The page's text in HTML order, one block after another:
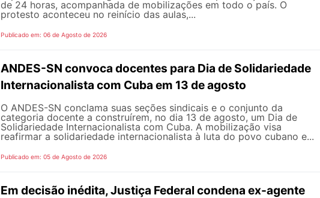
de 24 horas, acompanhada de mobilizações em todo o país. O
protesto aconteceu no reinício das aulas,...
Publicado em: 06 de Agosto de 2026
ANDES-SN convoca docentes para Dia de Solidariedade
Internacionalista com Cuba em 13 de agosto
O ANDES-SN conclama suas seções sindicais e o conjunto da
categoria docente a construírem, no dia 13 de agosto, um Dia de
Solidariedade Internacionalista com Cuba. A mobilização visa
reafirmar a solidariedade internacionalista à luta do povo cubano e...
Publicado em: 05 de Agosto de 2026
Em decisão inédita, Justiça Federal condena ex-agente